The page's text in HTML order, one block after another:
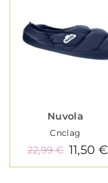
Nuvola
Cnclag
11,50 €
22,99 €